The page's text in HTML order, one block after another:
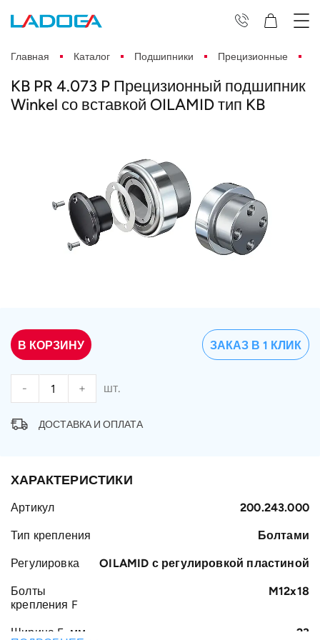
Главная Каталог Подшипники Прецизионные
KB PR 4.073 P Прецизионный подшипник
Winkel со вставкой OILAMID тип KB
В КОРЗИНУ
- + шт.
ЗАКАЗ В 1 КЛИК
ДОСТАВКА И ОПЛАТА
ХАРАКТЕРИСТИКИ
Артикул 200.243.000
Тип крепления Болтами
Регулировка OILAMID с регулировкой пластиной
Болты
крепления F
M12x18
Ширина E, мм 23